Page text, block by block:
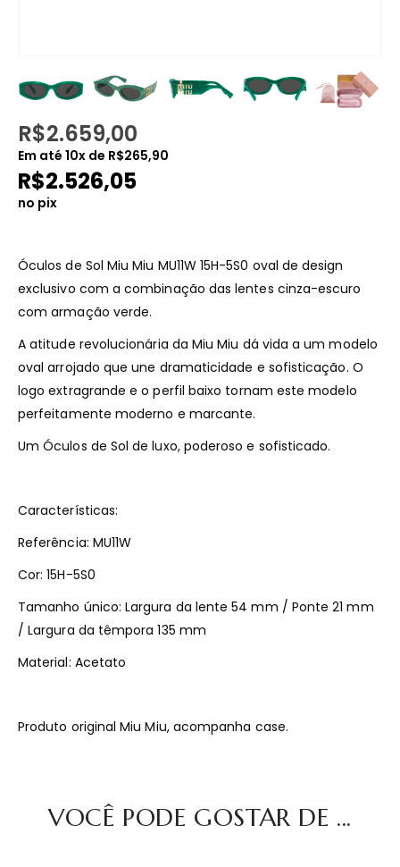
R$2.659,00
Em até 10x de R$265,90
R$2.526,05
no pix
Óculos de Sol Miu Miu MU11W 15H-5S0 oval de design
exclusivo com a combinação das lentes cinza-escuro
com armação verde.
A atitude revolucionária da Miu Miu dá vida a um modelo
oval arrojado que une dramaticidade e sofisticação. O
logo extragrande e o perfil baixo tornam este modelo
perfeitamente moderno e marcante.
Um Óculos de Sol de luxo, poderoso e sofisticado.
Características:
Referência: MU11W
Cor: 15H-5S0
Tamanho único: Largura da lente 54 mm / Ponte 21 mm
/ Largura da têmpora 135 mm
Material: Acetato
Produto original Miu Miu, acompanha case.
VOCÊ PODE GOSTAR DE ...